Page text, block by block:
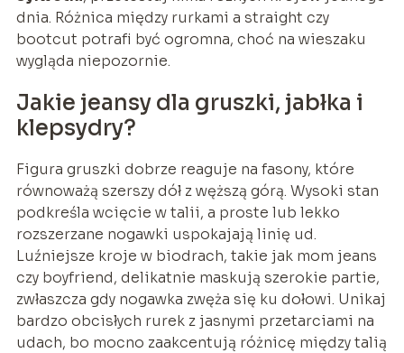
dnia. Różnica między rurkami a straight czy
bootcut potrafi być ogromna, choć na wieszaku
wygląda niepozornie.
Jakie jeansy dla gruszki, jabłka i
klepsydry?
Figura gruszki dobrze reaguje na fasony, które
równoważą szerszy dół z węższą górą. Wysoki stan
podkreśla wcięcie w talii, a proste lub lekko
rozszerzane nogawki uspokajają linię ud.
Luźniejsze kroje w biodrach, takie jak mom jeans
czy boyfriend, delikatnie maskują szerokie partie,
zwłaszcza gdy nogawka zwęża się ku dołowi. Unikaj
bardzo obcisłych rurek z jasnymi przetarciami na
udach, bo mocno zaakcentują różnicę między talią